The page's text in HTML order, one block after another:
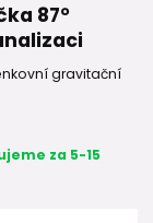
87°
gravitační
za 5-15